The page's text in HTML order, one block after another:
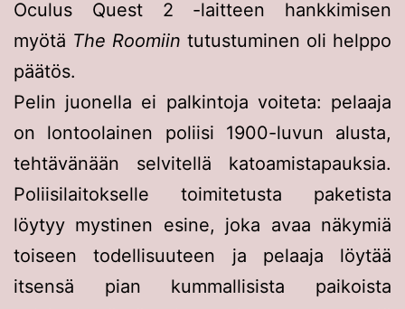
Oculus Quest 2 -laitteen hankkimisen
myötä The Roomiin tutustuminen oli helppo
päätös.
Pelin juonella ei palkintoja voiteta: pelaaja
on lontoolainen poliisi 1900-luvun alusta,
tehtävänään selvitellä katoamistapauksia.
Poliisilaitokselle toimitetusta paketista
löytyy mystinen esine, joka avaa näkymiä
toiseen todellisuuteen ja pelaaja löytää
itsensä pian kummallisista paikoista